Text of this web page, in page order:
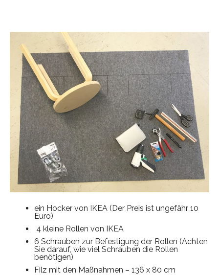
ein Hocker von IKEA (Der Preis ist ungefähr 10
Euro)
4 kleine Rollen von IKEA
6 Schrauben zur Befestigung der Rollen (Achten
Sie darauf, wie viel Schrauben die Rollen
benötigen)
Filz mit den Maßnahmen – 136 x 80 cm